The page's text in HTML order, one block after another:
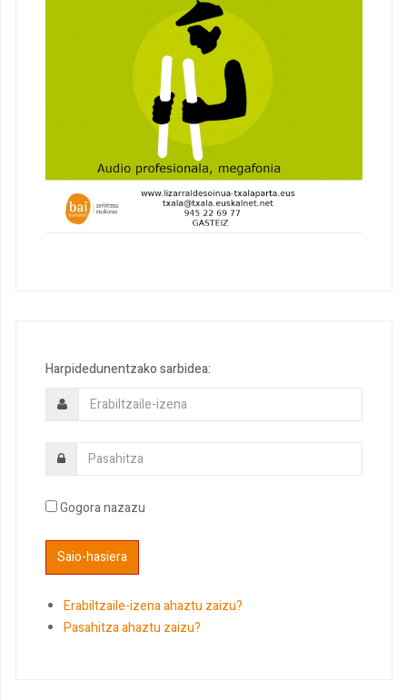
Harpidedunentzako sarbidea:
Gogora nazazu
Erabiltzaile-izena ahaztu zaizu?
Pasahitza ahaztu zaizu?